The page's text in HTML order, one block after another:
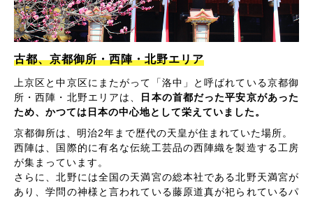
古都、京都御所・西陣・北野エリア
上京区と中京区にまたがって「洛中」と呼ばれている京都御
所・西陣・北野エリアは、
日本の首都だった平安京があった
ため、かつては日本の中心地として栄えていました。
京都御所は、明治2年まで歴代の天皇が住まれていた場所。
西陣は、国際的に有名な伝統工芸品の西陣織を製造する工房
が集まっています。
さらに、北野には全国の天満宮の総本社である北野天満宮が
あり、学問の神様と言われている藤原道真が祀られているパ